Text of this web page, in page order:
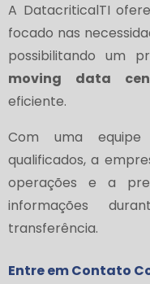
A DatacriticalTI
focado nas
possibilitando um
moving data
eficiente.
Com uma equipe
qualificados, a
operações e a
informações
transferência.
Entre em Contato